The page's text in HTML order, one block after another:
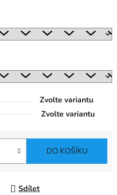
Zvolte variantu
Zvolte variantu
DO KOŠÍKU
Sdílet